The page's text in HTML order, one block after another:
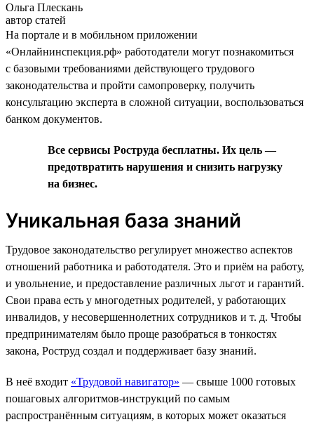
Ольга Плескань
автор статей
На портале и в мобильном приложении
«Онлайнинспекция.рф» работодатели могут познакомиться
с базовыми требованиями действующего трудового
законодательства и пройти самопроверку, получить
консультацию эксперта в сложной ситуации, воспользоваться
банком документов.
Все сервисы Роструда бесплатны. Их цель —
предотвратить нарушения и снизить нагрузку
на бизнес.
Уникальная база знаний
Трудовое законодательство регулирует множество аспектов
отношений работника и работодателя. Это и приём на работу,
и увольнение, и предоставление различных льгот и гарантий.
Свои права есть у многодетных родителей, у работающих
инвалидов, у несовершеннолетних сотрудников и т. д. Чтобы
предпринимателям было проще разобраться в тонкостях
закона, Роструд создал и поддерживает базу знаний.
В неё входит «Трудовой навигатор» — свыше 1000 готовых
пошаговых алгоритмов-инструкций по самым
распространённым ситуациям, в которых может оказаться